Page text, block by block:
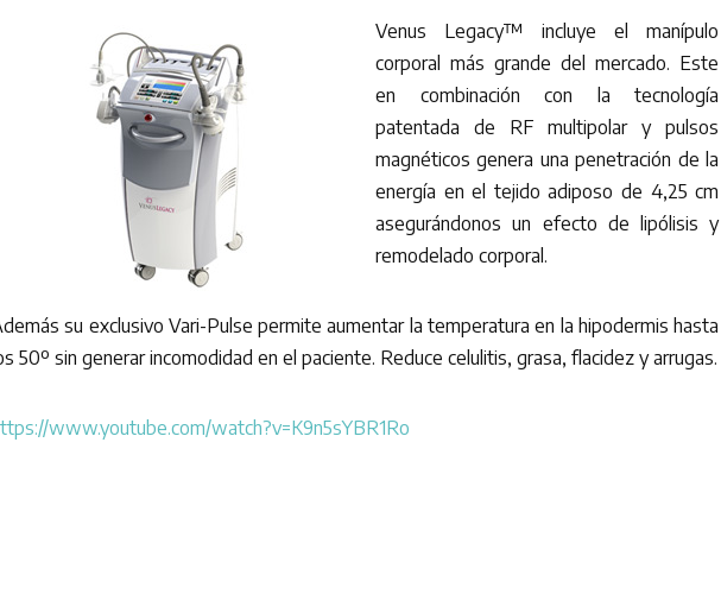
Venus Legacy™ incluye el manípulo
corporal más grande del mercado. Este
en combinación con la tecnología
patentada de RF multipolar y pulsos
magnéticos genera una penetración de la
energía en el tejido adiposo de 4,25 cm
asegurándonos un efecto de lipólisis y
remodelado corporal.
su exclusivo Vari-Pulse permite aumentar la temperatura en la hipodermis hasta
50º sin generar incomodidad en el paciente. Reduce celulitis, grasa, flacidez y arrugas.
www.youtube.com/watch?v=K9n5sYBR1Ro